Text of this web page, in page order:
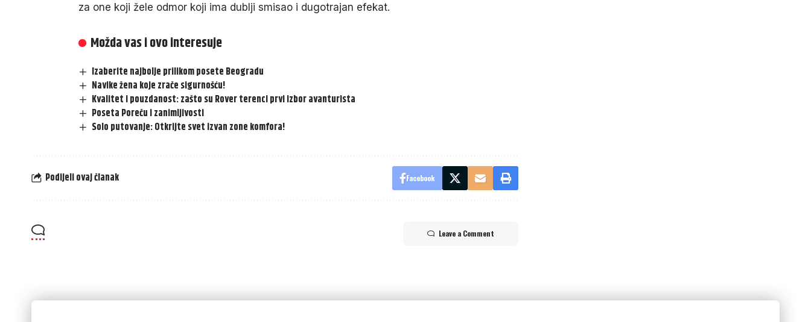
za one koji žele odmor koji ima dublji smisao i dugotrajan efekat.
Možda vas i ovo interesuje
Izaberite najbolje prilikom posete Beogradu
Navike žena koje zrače sigurnošću!
Kvalitet i pouzdanost: zašto su Rover terenci prvi izbor avanturista
Poseta Poreču i zanimljivosti
Solo putovanje: Otkrijte svet izvan zone komfora!
Podijeli ovaj članak Facebook
Leave a Comment